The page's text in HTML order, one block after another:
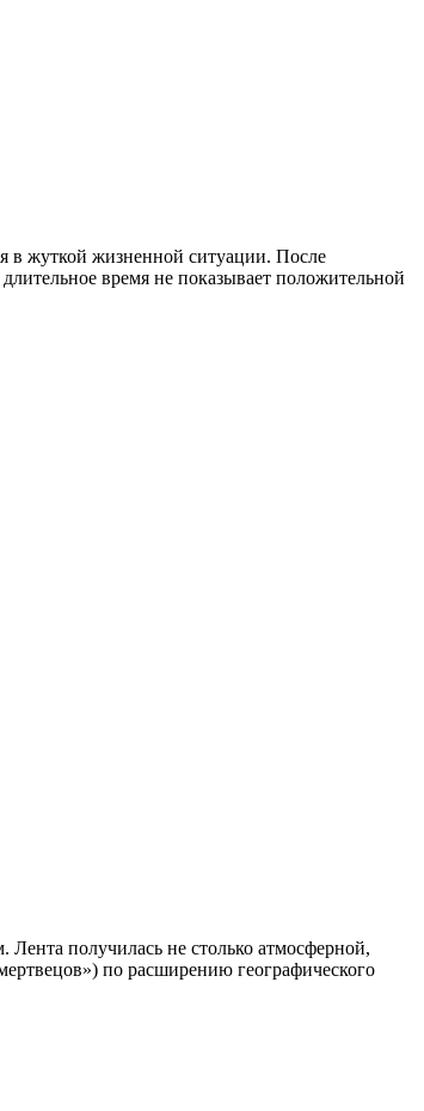
в жуткой жизненной ситуации. После
время не показывает положительной
получилась не столько атмосферной,
по расширению географического